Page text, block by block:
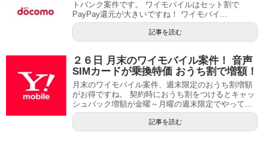
トバンク案件です。 ワイモバイルはセット割で
PayPay還元が大きいですね！ ワイモバイ...
記事を読む
２６日 月末のワイモバイル案件！ 音声
SIMカードが乗換特価 おうち割で増額！
月末のワイモバイル案件、週末限定のおうち割増額
がお得ですね。 契約時におうち割をつけるとキャッ
シュバック増額が金曜～月曜の週末限定でやって...
記事を読む